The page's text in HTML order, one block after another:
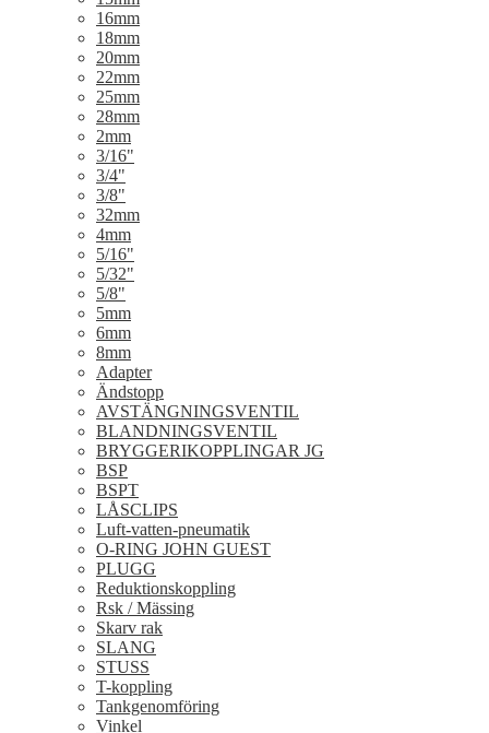
16mm
18mm
20mm
22mm
25mm
28mm
2mm
3/16"
3/4"
3/8"
32mm
4mm
5/16"
5/32"
5/8"
5mm
6mm
8mm
Adapter
Ändstopp
AVSTÄNGNINGSVENTIL
BLANDNINGSVENTIL
BRYGGERIKOPPLINGAR JG
BSP
BSPT
LÅSCLIPS
Luft-vatten-pneumatik
O-RING JOHN GUEST
PLUGG
Reduktionskoppling
Rsk / Mässing
Skarv rak
SLANG
STUSS
T-koppling
Tankgenomföring
Vinkel